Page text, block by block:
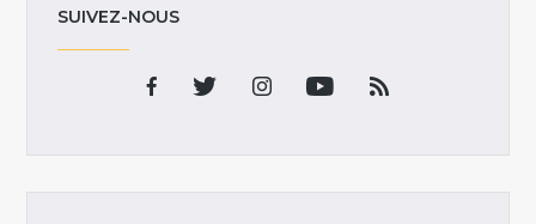
SUIVEZ-NOUS